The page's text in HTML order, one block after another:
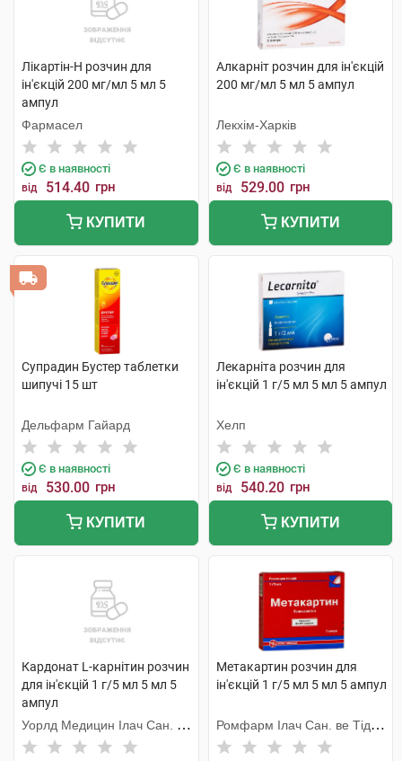
Лікартін-Н розчин для
ін'єкцій 200 мг/мл 5 мл 5
ампул
Фармасел
Є в наявності
від 514.40 грн
КУПИТИ
Алкарніт розчин для ін'єкцій
200 мг/мл 5 мл 5 ампул
Лекхім-Харків
Є в наявності
від 529.00 грн
КУПИТИ
Супрадин Бустер таблетки
шипучі 15 шт
Дельфарм Гайард
Є в наявності
від 530.00 грн
КУПИТИ
Лекарніта розчин для
ін'єкцій 1 г/5 мл 5 мл 5 ампул
Хелп
Є в наявності
від 540.20 грн
КУПИТИ
Кардонат L-карнітин розчин
для ін'єкцій 1 г/5 мл 5 мл 5
ампул
Уорлд Медицин Ілач Сан. Ве
Тідж
Метакартин розчин для
ін'єкцій 1 г/5 мл 5 мл 5 ампул
Ромфарм Ілач Сан. ве Тідж.
Лтд. Шті